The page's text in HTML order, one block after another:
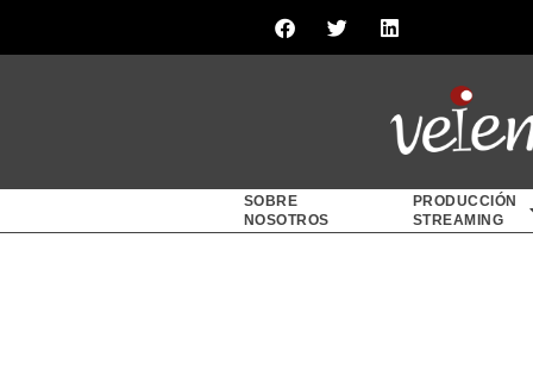
SOBRE
NOSOTROS
PRODUCCIÓN
STREAMING